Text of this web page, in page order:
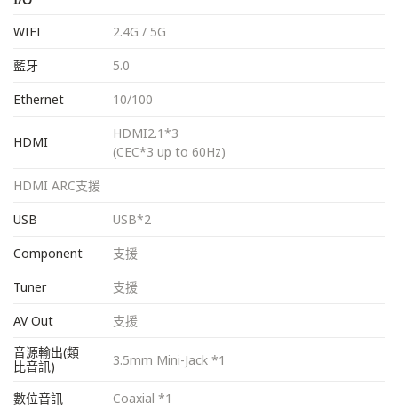
WIFI
2.4G / 5G
藍牙
5.0
Ethernet
10/100
HDMI
HDMI2.1*3
(CEC*3 up to 60Hz)
HDMI ARC支援
USB
USB*2
Component
支援
Tuner
支援
AV Out
支援
音源輸出(類
比音訊)
3.5mm Mini-Jack *1
數位音訊 Coaxial *1